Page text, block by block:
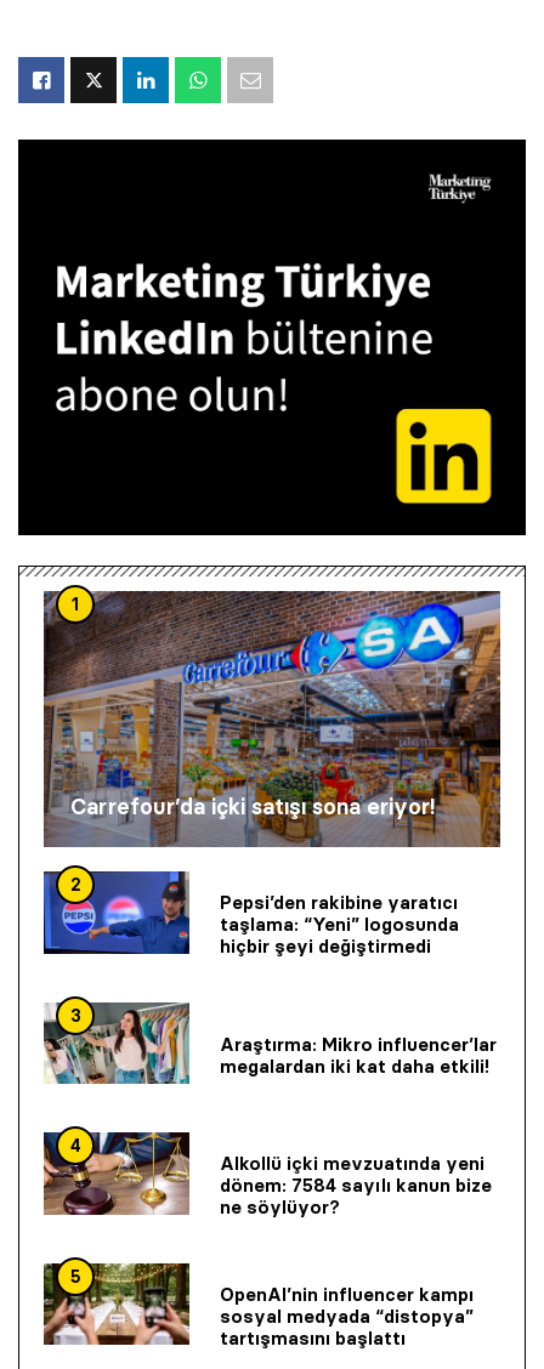
1
Carrefour’da içki satışı sona eriyor!
2
Pepsi’den rakibine yaratıcı
taşlama: “Yeni” logosunda
hiçbir şeyi değiştirmedi
3
Araştırma: Mikro influencer’lar
megalardan iki kat daha etkili!
4
Alkollü içki mevzuatında yeni
dönem: 7584 sayılı kanun bize
ne söylüyor?
5
OpenAI’nin influencer kampı
sosyal medyada “distopya”
tartışmasını başlattı